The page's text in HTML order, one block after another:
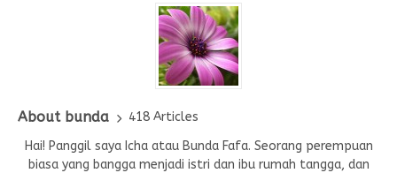
About bunda
418 Articles
Hai! Panggil saya Icha atau Bunda Fafa. Seorang perempuan
biasa yang bangga menjadi istri dan ibu rumah tangga, dan